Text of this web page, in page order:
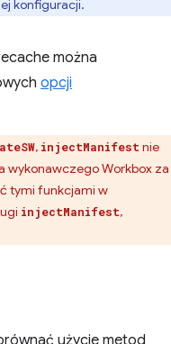
konfiguracji.
można
opcji
, injectManifest nie
wykonawczego Workbox za
tymi funkcjami w
injectManifest,
użycie metod